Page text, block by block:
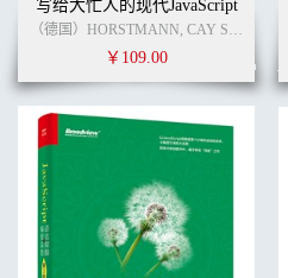
10.3 弦图 197
10.4 树图 205
10.6 直方图 216
10.7 矩阵树图 223
第11章 地图的基础 228
11.1 地图的数据 228
11.1.1 下载 228
11.1.2 简化 232
11.1.3 GeoJSON 233
写给大忙人的现代JavaScript
￥109.00